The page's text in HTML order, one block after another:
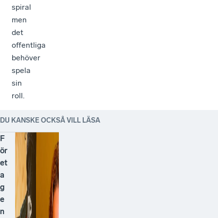
spiral
men
det
offentliga
behöver
spela
sin
roll.
DU KANSKE OCKSÅ VILL LÄSA
F
ör
et
a
g
e
n